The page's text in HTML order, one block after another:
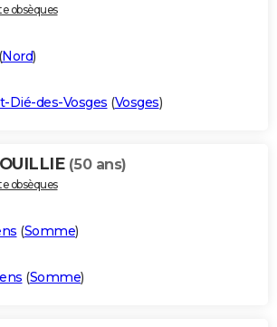
obsèques
(Nord)
Dié-des-Vosges (Vosges)
(50 ans)
obsèques
(Somme)
(Somme)